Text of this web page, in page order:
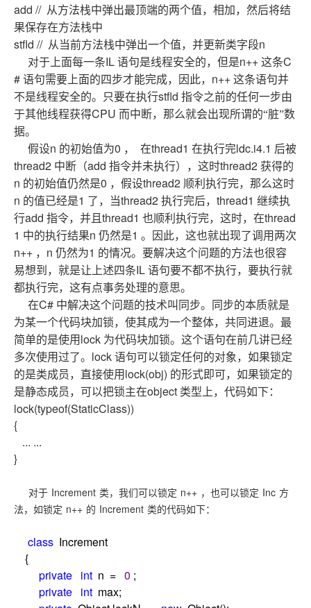
add // 从方法栈中弹出最顶端的两个值，相加，然后将结
果保存在方法栈中
stfld // 从当前方法栈中弹出一个值，并更新类字段n
对于上面每一条IL 语句是线程安全的，但是n++ 这条C
# 语句需要上面的四步才能完成，因此， n++ 这条语句并
不是线程安全的。只要在执行stfld 指令之前的任何一步由
于其他线程获得CPU 而中断，那么就会出现所谓的“脏”数
据。
假设n 的初始值为0 ， 在thread1 在执行完ldc.i4.1 后被
thread2 中断（add 指令并未执行），这时thread2 获得的
n 的初始值仍然是0 ，假设thread2 顺利执行完，那么这时
n 的值已经是1 了，当thread2 执行完后， thread1 继续执
行add 指令，并且 thread1 也顺利执行完，这时，在thread
1 中的执行结果n 仍然是1 。因此，这也就出现了调用两次
n++ ， n 仍然为1 的情况。要解决这个问题的方法也很容
易想到，就是让上述四条IL 语句要不都不执行，要执行就
都执行完，这有点事务处理的意思。
在C# 中解决这个问题的技术叫同步。同步的本质就是
为某一个代码块加锁，使其成为一个整体，共同进退。最
简单的是使用 lock 为代码块加锁。这个语句在前几讲已经
多次使用过了。 lock 语句可以锁定任何的对象，如果锁定
的是类成员，直接使用 lock(obj) 的形式即可，如果锁定的
是静态成员，可以把锁主在object 类型上，代码如下：
lock(typeof(StaticClass))
{
... ...
}
对于 Increment 类，我们可以锁定 n++ ，也可以锁定 Inc 方
法，如锁定 n++ 的 Increment 类的代码如下：
class Increment
{
private int n = 0 ;
private int max;